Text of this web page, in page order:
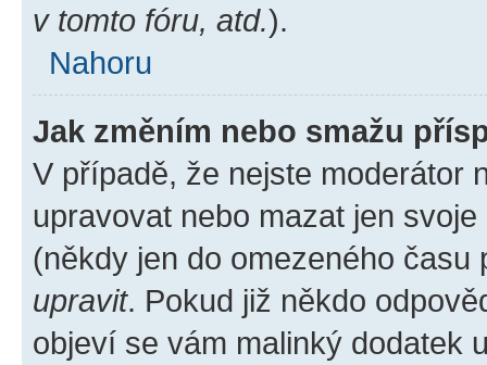
v tomto fóru, atd.).
Nahoru
Jak změním nebo smažu
V případě, že nejste moderátor
upravovat nebo mazat jen
(někdy jen do omezeného
upravit. Pokud již někdo
objeví se vám malinký dodatek